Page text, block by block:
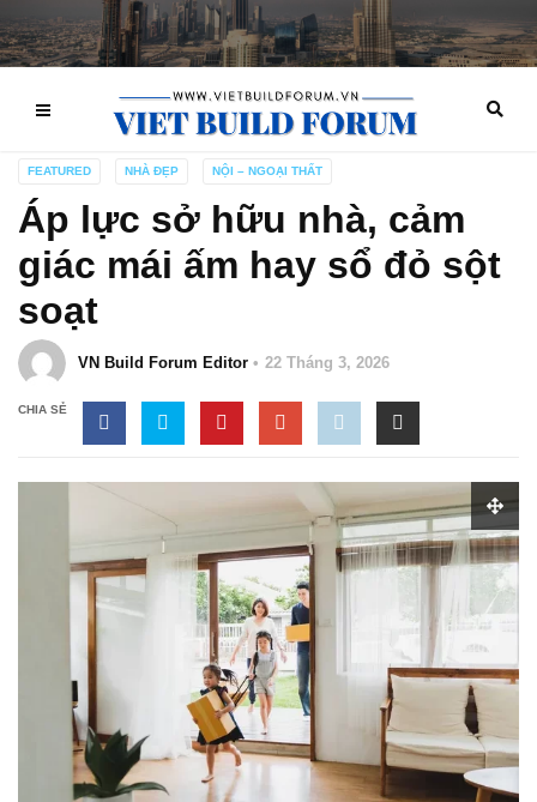
FEATURED NHÀ ĐẸP NỘI – NGOẠI THẤT
Áp lực sở hữu nhà, cảm
giác mái ấm hay sổ đỏ sột
soạt
VN Build Forum Editor 22 Tháng 3, 2026
CHIA SẺ